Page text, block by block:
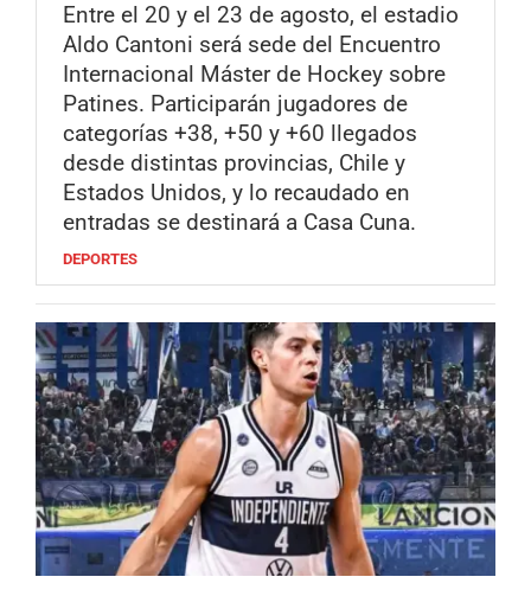
Entre el 20 y el 23 de agosto, el estadio
Aldo Cantoni será sede del Encuentro
Internacional Máster de Hockey sobre
Patines. Participarán jugadores de
categorías +38, +50 y +60 llegados
desde distintas provincias, Chile y
Estados Unidos, y lo recaudado en
entradas se destinará a Casa Cuna.
DEPORTES